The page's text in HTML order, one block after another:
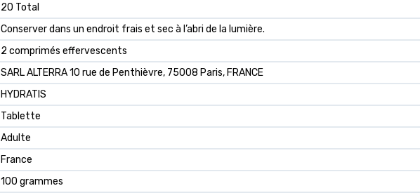
‎20 Total
‎Conserver dans un endroit frais et sec à l’abri de la lumière.
‎2 comprimés effervescents
‎SARL ALTERRA 10 rue de Penthièvre, 75008 Paris, FRANCE
‎HYDRATIS
‎Tablette
‎Adulte
‎France
‎100 grammes